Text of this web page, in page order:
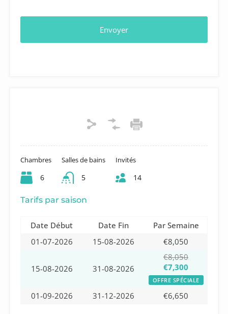
Chambres
6
Salles de bains
5
Invités
14
Tarifs par saison
Date Début Date Fin
Par Semaine
01-07-2026
15-08-2026 €8,050
15-08-2026 31-08-2026
€8,050
€7,300
OFFRE SPÉCIALE
01-09-2026 31-12-2026 €6,650
Envoyer